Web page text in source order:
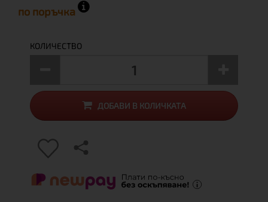
по поръчка
КОЛИЧЕСТВО
ДОБАВИ В КОЛИЧКАТА